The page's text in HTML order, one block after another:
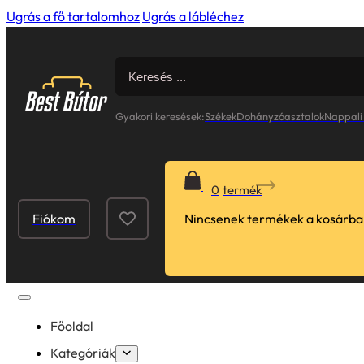
Ugrás a fő tartalomhoz Ugrás a lábléchez
for:
Gyakori keresések:SzékekDohányzóasztalok
Fiókom
0
Nincsenek termékek a
Főoldal
Kategóriák